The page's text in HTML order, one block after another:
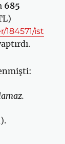
685
ist